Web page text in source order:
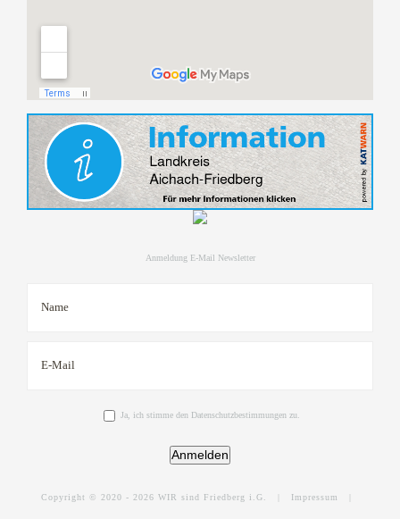
Anmeldung E-Mail Newsletter
Ja, ich stimme den Datenschutzbestimmungen zu.
Anmelden
Copyright © 2020 - 2026 WIR sind Friedberg i.G. | Impressum